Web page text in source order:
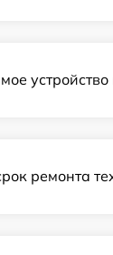
устройство
ремонта